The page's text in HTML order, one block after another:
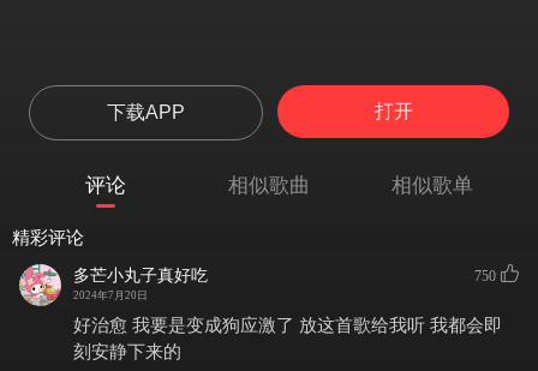
下载APP 打开
评论 相似歌曲 相似歌单
精彩评论
多芒小丸子真好吃
2024年7月20日
750
好治愈 我要是变成狗应激了 放这首歌给我听 我都会即
刻安静下来的